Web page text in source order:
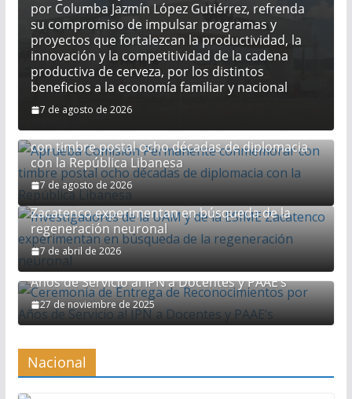
253 millones de litros a 4 mil 285 millones de
litros. Estos resultados reflejan la capacidad
productiva —en particular de las y los
productores mexicanos de cereales malteados
como cebada, trigo y maíz—, la calidad e
inocuidad de la agroindustria mexicana y el
estatales para fortalecer la competitividad y
ampliar la presencia de los productos mexicanos
en los mercados internacionales. La Secretaría de
Agricultura y Desarrollo Rural, encabezada por
Columba Jazmín López Gutiérrez, refrenda su
compromiso de impulsar programas y proyectos
que fortalezcan la productividad, la innovación y
la competitividad de la cadena productiva de
cerveza, por los distintos beneficios a la
economía familiar y nacional
Aprueba Comisión Permanente conmemorar con
timbre postal ocho décadas de diplomacia con la
República Libanesa
Fracking, solo si hay pleno respeto al medio
Rabadán
Ex gobernador Ángel Aguirre ordenó destruir
por Columba Jazmín López Gutiérrez, refrenda
su compromiso de impulsar programas y
proyectos que fortalezcan la productividad, la
innovación y la competitividad de la cadena
productiva de cerveza, por los distintos
beneficios a la economía familiar y nacional
7 de agosto de 2026
Aprueba Comisión Permanente conmemorar
con timbre postal ocho décadas de diplomacia
con la República Libanesa
7 de agosto de 2026
Investigadores de la UAM y de la ESIME
Zacatenco experimentan en búsqueda de la
regeneración neuronal
7 de abril de 2026
Ceremonia de Entrega de Reconocimientos por
Años de Servicio al IPN a Docentes y PAAE’s
27 de noviembre de 2025
Nacional